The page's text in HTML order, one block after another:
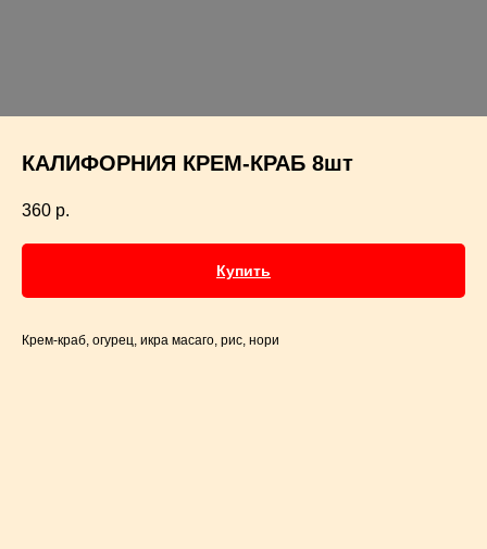
КАЛИФОРНИЯ КРЕМ-КРАБ 8шт
360 р.
Купить
Крем-краб, огурец, икра масаго, рис, нори